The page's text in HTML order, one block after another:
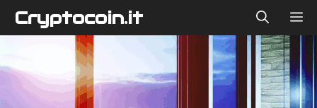
Cryptocoin.it